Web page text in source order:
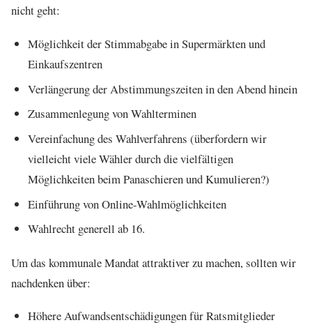
nicht geht:
Möglichkeit der Stimmabgabe in Supermärkten und
Einkaufszentren
Verlängerung der Abstimmungszeiten in den Abend hinein
Zusammenlegung von Wahlterminen
Vereinfachung des Wahlverfahrens (überfordern wir
vielleicht viele Wähler durch die vielfältigen
Möglichkeiten beim Panaschieren und Kumulieren?)
Einführung von Online-Wahlmöglichkeiten
Wahlrecht generell ab 16.
Um das kommunale Mandat attraktiver zu machen, sollten wir
nachdenken über:
Höhere Aufwandsentschädigungen für Ratsmitglieder